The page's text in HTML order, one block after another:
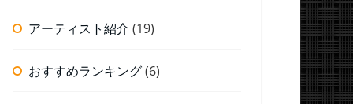
アーティスト紹介 (19)
おすすめランキング(6)